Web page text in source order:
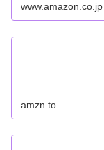
www.amazon.co.jp
amzn.to